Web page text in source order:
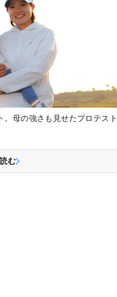
。母の強さも見せたプロテス
む